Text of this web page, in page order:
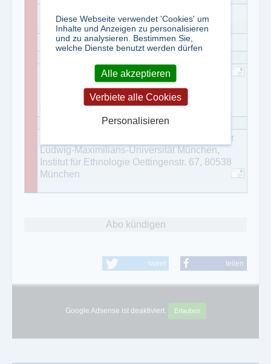
Carl-Heinrich-Becker-Weg 9, 12165
Simone Hofmeister
030/790006-32
030/790006-53
Redaktion Sociologus c/o Dr. Henry Kammler
Ludwig-Maximilians-Universität München,
Institut für Ethnologie Oettingenstr. 67, 80538
München
Abo kündigen
tweet teilen
Google Adsense ist deaktiviert. Erlauben
Diese Webseite verwendet 'Cookies' um
Inhalte und Anzeigen zu personalisieren
und zu analysieren. Bestimmen Sie,
welche Dienste benutzt werden dürfen
Alle akzeptieren
Verbiete alle Cookies
Personalisieren